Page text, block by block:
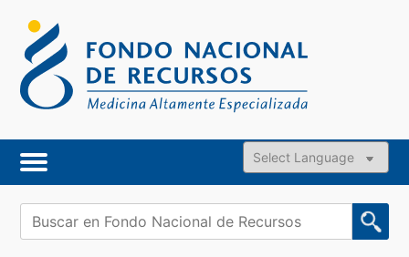
content
Powered by
Buscar: